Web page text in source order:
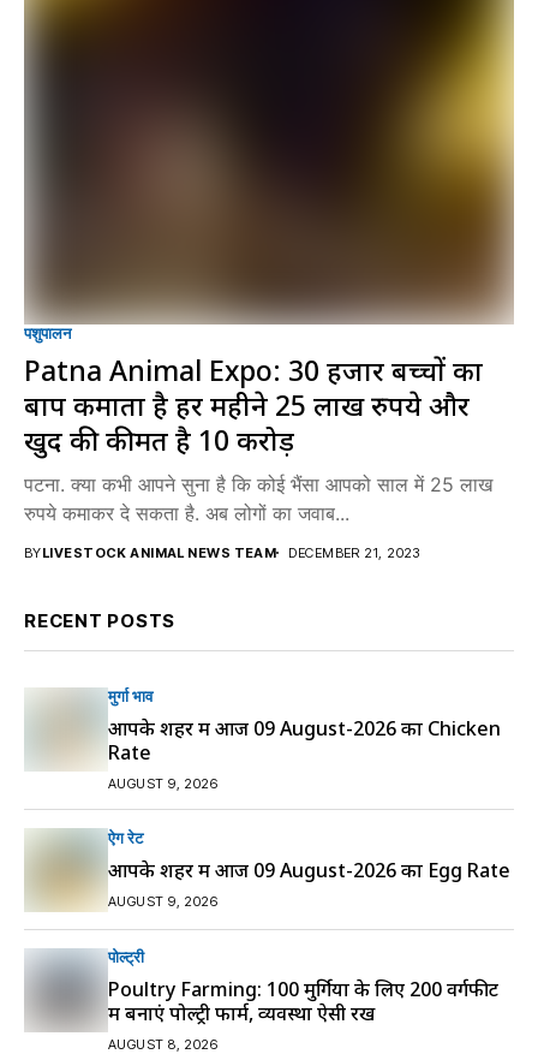
पशुपालन
Patna Animal Expo: 30 हजार बच्चों का
बाप कमाता है हर महीने 25 लाख रुपये और
खुद की कीमत है 10 करोड़
पटना. क्या कभी आपने सुना है कि कोई भैंसा आपको साल में 25 लाख
रुपये कमाकर दे सकता है. अब लोगों का जवाब...
BYLIVESTOCK ANIMAL NEWS TEAM DECEMBER 21, 2023
RECENT POSTS
मुर्गा भाव
आपके शहर में आज 09 August-2026 का Chicken
Rate
AUGUST 9, 2026
ऐग रेट
आपके शहर में आज 09 August-2026 का Egg Rate
AUGUST 9, 2026
पोल्ट्री
Poultry Farming: 100 मुर्गियों के लिए 200 वर्गफीट
में बनाएं पोल्ट्री फार्म, व्यवस्था ऐसी रखें
AUGUST 8, 2026